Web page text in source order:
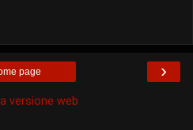
›
page
versione web